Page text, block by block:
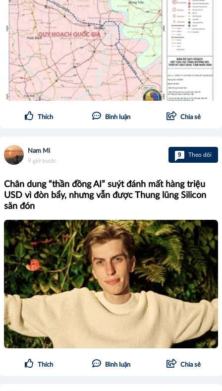
Thích Bình luận Chia sẻ
Nam Mi
9 giờ trước
9 Theo dõi
Chân dung “thần đồng AI” suýt đánh mất hàng triệu
USD vì đòn bẩy, nhưng vẫn được Thung lũng Silicon
săn đón
Thích Bình luận Chia sẻ